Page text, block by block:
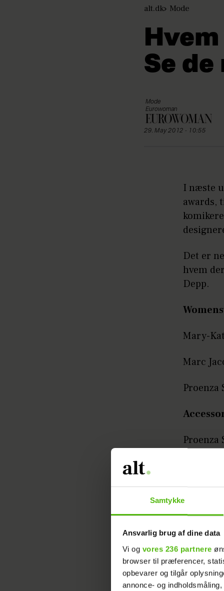
Samtykke
Ansvarlig brug af dine data
Vi og vores 236 partnere
browser til præferencer,
opbevarer og tilgår
annonce- og
alt.dk Mode
Se
Mode
Eurowoman
29. May 2012 - 10:55
I næste
awards,
Det er
hvem
Depp.
Mary-
Marc
Proenza
Proenza